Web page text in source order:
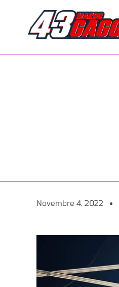
Novembre 4, 2022